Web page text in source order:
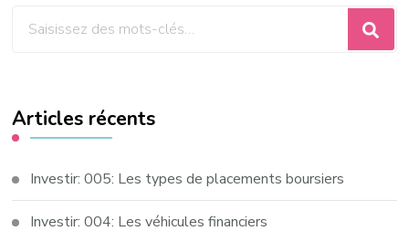
?
Articles récents
Investir: 005: Les types de placements boursiers
Investir: 004: Les véhicules financiers